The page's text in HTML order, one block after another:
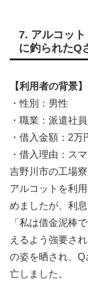
7. アルコット
に釣られたQ
【利用者の背景】
・性別：男性
・職業：派遣社
・借入金額：2万
・借入理由：ス
吉野川市の工場
アルコットを利
めましたが、利
「私は借金泥棒
えるよう強要さ
の姿を晒され、
亡しました。